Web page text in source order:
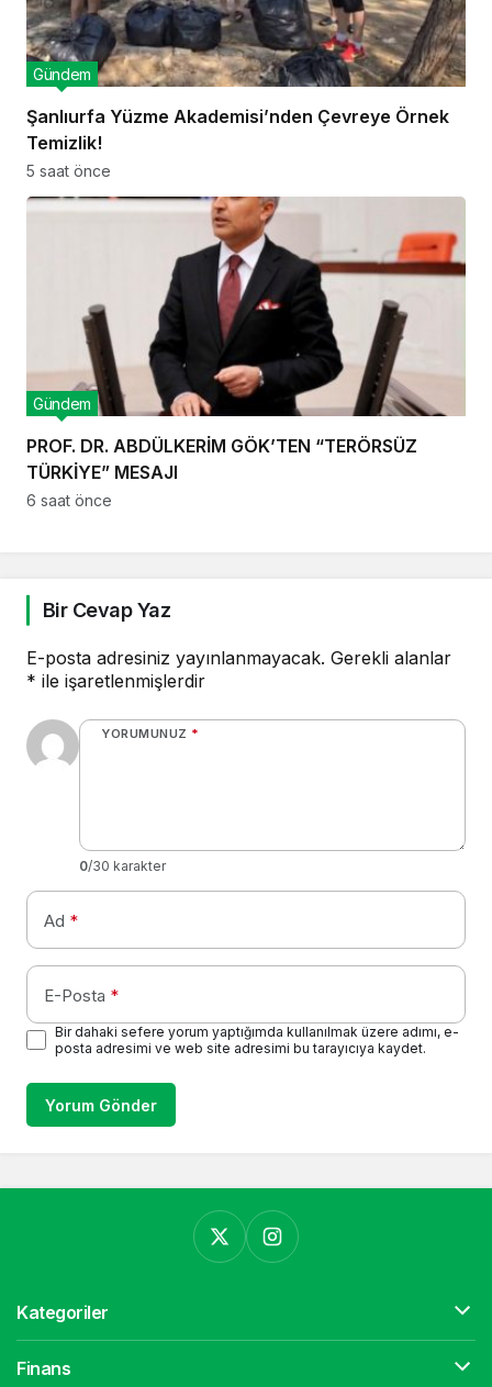
Şanlıurfa Yüzme Akademisi’nden Çevreye Örnek
Temizlik!
Gündem
5 saat önce
PROF. DR. ABDÜLKERİM GÖK’TEN “TERÖRSÜZ
TÜRKİYE” MESAJI
Gündem
6 saat önce
Bir Cevap Yaz
E-posta adresiniz yayınlanmayacak. Gerekli alanlar
* ile işaretlenmişlerdir
YORUMUNUZ *
0/30 karakter
Ad *
E-Posta *
Bir dahaki sefere yorum yaptığımda kullanılmak üzere adımı, e-
posta adresimi ve web site adresimi bu tarayıcıya kaydet.
Yorum Gönder
Kategoriler
Finans